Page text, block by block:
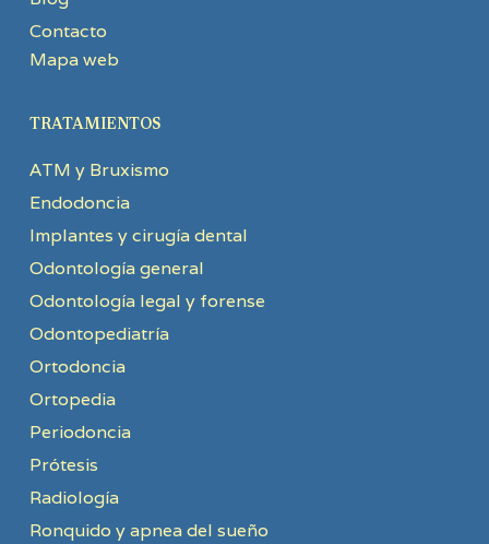
Contacto
Mapa web
TRATAMIENTOS
ATM y Bruxismo
Endodoncia
Implantes y cirugía dental
Odontología general
Odontología legal y forense
Odontopediatría
Ortodoncia
Ortopedia
Periodoncia
Prótesis
Radiología
Ronquido y apnea del sueño